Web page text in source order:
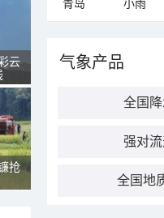
云
抢
青岛 小雨
气象产品
全国
强对
全国地